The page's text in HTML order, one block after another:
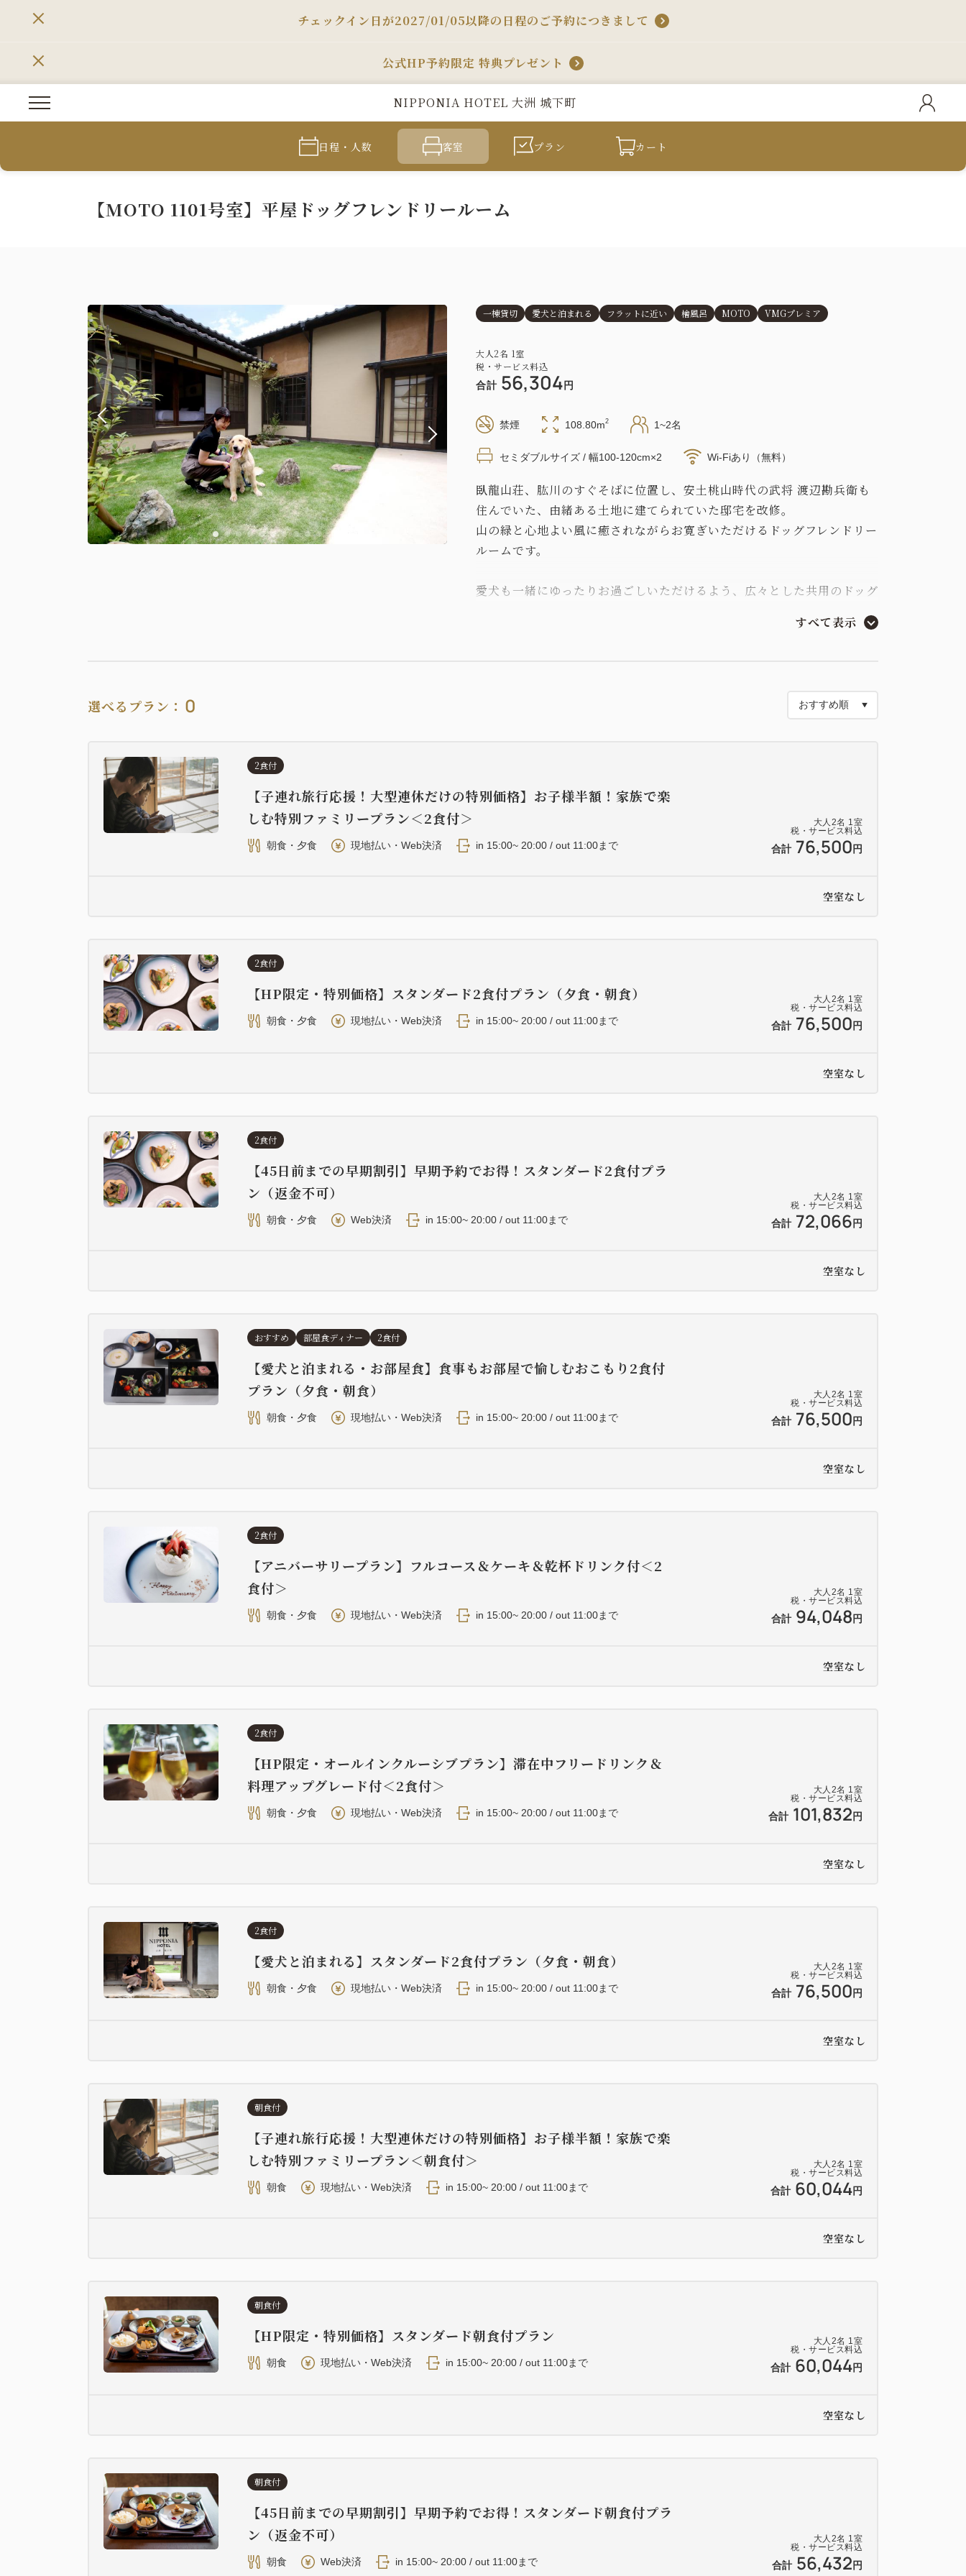
チェックイン日が2027/01/05以降の日程のご予約につきまして
公式HP予約限定 特典プレゼント
NIPPONIA HOTEL 大洲 城下町
日程・人数 客室 プラン カート
【MOTO 1101号室】平屋ドッグフレンドリールーム
一棟貸切 愛犬と泊まれる フラットに近い 檜風呂 MOTO VMGプレミア
大人2名 1室
税・サービス料込
合計 56,304 円
禁煙 108.80m2 1~2名
セミダブルサイズ / 幅100-120cm×2 Wi-Fiあり（無料）
臥龍山荘、肱川のすぐそばに位置し、安土桃山時代の武将 渡辺勘兵衛も
住んでいた、由緒ある土地に建てられていた邸宅を改修。
山の緑と心地よい風に癒されながらお寛ぎいただけるドッグフレンドリー
ルームです。
愛犬も一緒にゆったりお過ごしいただけるよう、広々とした共用のドッグ
武士の粋を感じさせる配色、大洲・内子で受け継がれている工芸品の装
愛犬同伴でなくとも、例えばおみ足の都合でメゾネットタイプを避けた
■夕食会場：徒歩約10分（車での送迎可）
・ご宿泊は1匹目は無料、2匹目以降は5,500円（税込）です。
＊歴史的建造物の保存を目的として当時の趣や風情を残して再生してい
るため、断熱性や気密性は高くありません。あらかじめご理解くださ
＊日本家屋の風情ある雰囲気をお楽しみいただくため、TVや時計、明々
すべて表示
選べるプラン： 0
大人 2名 1室
税・サービス料込
合計 76,500 円
2食付
【子連れ旅行応援！大型連休だけの特別価格】お子様半額！家族で楽
しむ特別ファミリープラン＜2食付＞
朝食・夕食 現地払い・Web決済 in 15:00~ 20:00 / out 11:00まで
空室なし
大人 2名 1室
税・サービス料込
合計 76,500 円
2食付
【HP限定・特別価格】スタンダード2食付プラン（夕食・朝食）
朝食・夕食 現地払い・Web決済 in 15:00~ 20:00 / out 11:00まで
空室なし
大人 2名 1室
税・サービス料込
合計 72,066 円
2食付
【45日前までの早期割引】早期予約でお得！スタンダード2食付プラ
ン（返金不可）
朝食・夕食 Web決済 in 15:00~ 20:00 / out 11:00まで
空室なし
大人 2名 1室
税・サービス料込
合計 76,500 円
おすすめ 部屋食ディナー 2食付
【愛犬と泊まれる・お部屋食】食事もお部屋で愉しむおこもり2食付
プラン（夕食・朝食）
朝食・夕食 現地払い・Web決済 in 15:00~ 20:00 / out 11:00まで
空室なし
大人 2名 1室
税・サービス料込
合計 94,048 円
2食付
【アニバーサリープラン】フルコース＆ケーキ＆乾杯ドリンク付＜2
食付＞
朝食・夕食 現地払い・Web決済 in 15:00~ 20:00 / out 11:00まで
空室なし
大人 2名 1室
税・サービス料込
合計 101,832 円
2食付
【HP限定・オールインクルーシブプラン】滞在中フリードリンク＆
料理アップグレード付＜2食付＞
朝食・夕食 現地払い・Web決済 in 15:00~ 20:00 / out 11:00まで
空室なし
大人 2名 1室
税・サービス料込
合計 76,500 円
2食付
【愛犬と泊まれる】スタンダード2食付プラン（夕食・朝食）
朝食・夕食 現地払い・Web決済 in 15:00~ 20:00 / out 11:00まで
空室なし
大人 2名 1室
税・サービス料込
合計 60,044円
朝食付
【子連れ旅行応援！大型連休だけの特別価格】お子様半額！家族で楽
しむ特別ファミリープラン＜朝食付＞
朝食 現地払い・Web決済 in 15:00~ 20:00 / out 11:00まで
空室なし
大人 2名 1室
税・サービス料込
合計 60,044円
朝食付
【HP限定・特別価格】スタンダード朝食付プラン
朝食 現地払い・Web決済 in 15:00~ 20:00 / out 11:00まで
空室なし
大人 2名 1室
税・サービス料込
合計 56,432 円
朝食付
【45日前までの早期割引】早期予約でお得！スタンダード朝食付プラ
ン（返金不可）
朝食 Web決済 in 15:00~ 20:00 / out 11:00まで